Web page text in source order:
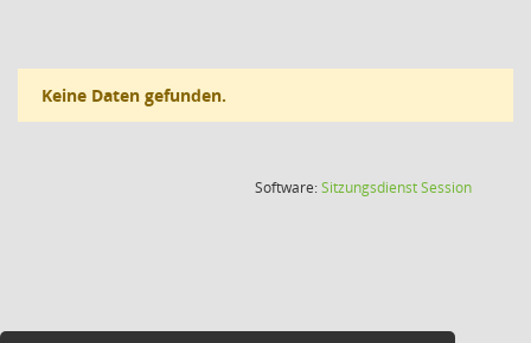
Keine Daten gefunden.
Software:SitzungsdienstSession(Wird in